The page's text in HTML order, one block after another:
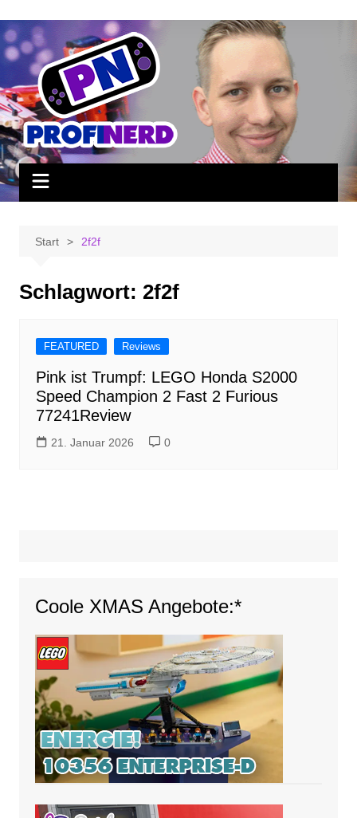
Inhalt
springen
Start 2f2f
Schlagwort: 2f2f
FEATURED Reviews
Pink ist Trumpf: LEGO Honda S2000
Speed Champion 2 Fast 2 Furious
77241Review
21. Januar 2026 0
Coole XMAS Angebote:*